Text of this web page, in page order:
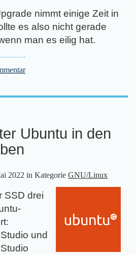
nimmt einige Zeit in
es also nicht gerade
man es eilig hat.
Ubuntu in den
2022 in Kategorie GNU/Linux
SSD drei
und